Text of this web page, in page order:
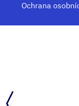
Ochrana